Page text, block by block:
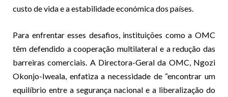
custo de vida e a estabilidade económica dos países.
Para enfrentar esses desafios, instituições como a OMC
têm defendido a cooperação multilateral e a redução das
barreiras comerciais. A Directora-Geral da OMC, Ngozi
Okonjo-Iweala, enfatiza a necessidade de “encontrar um
equilíbrio entre a segurança nacional e a liberalização do